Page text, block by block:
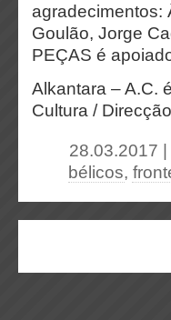
agradecimentos:
Goulão, Jorge
PEÇAS é
Alkantara – A.C.
Cultura /
28.03.2017 |
bélicos,